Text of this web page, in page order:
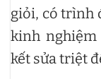
giỏi, có trình
kinh
kết sửa triệt